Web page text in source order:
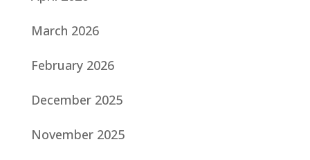
March 2026
February 2026
December 2025
November 2025